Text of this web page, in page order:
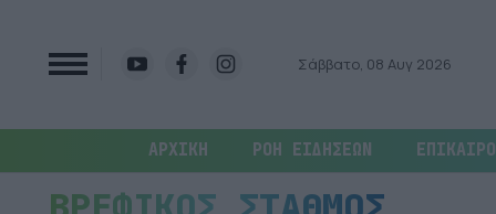
Σάββατο, 08 Αυγ 2026
ΑΡΧΙΚΗ ΡΟΗ ΕΙΔΗΣΕΩΝ